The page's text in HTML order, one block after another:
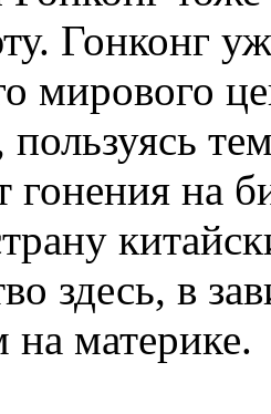
Гонконг
мирового
на
здесь, в
материке.